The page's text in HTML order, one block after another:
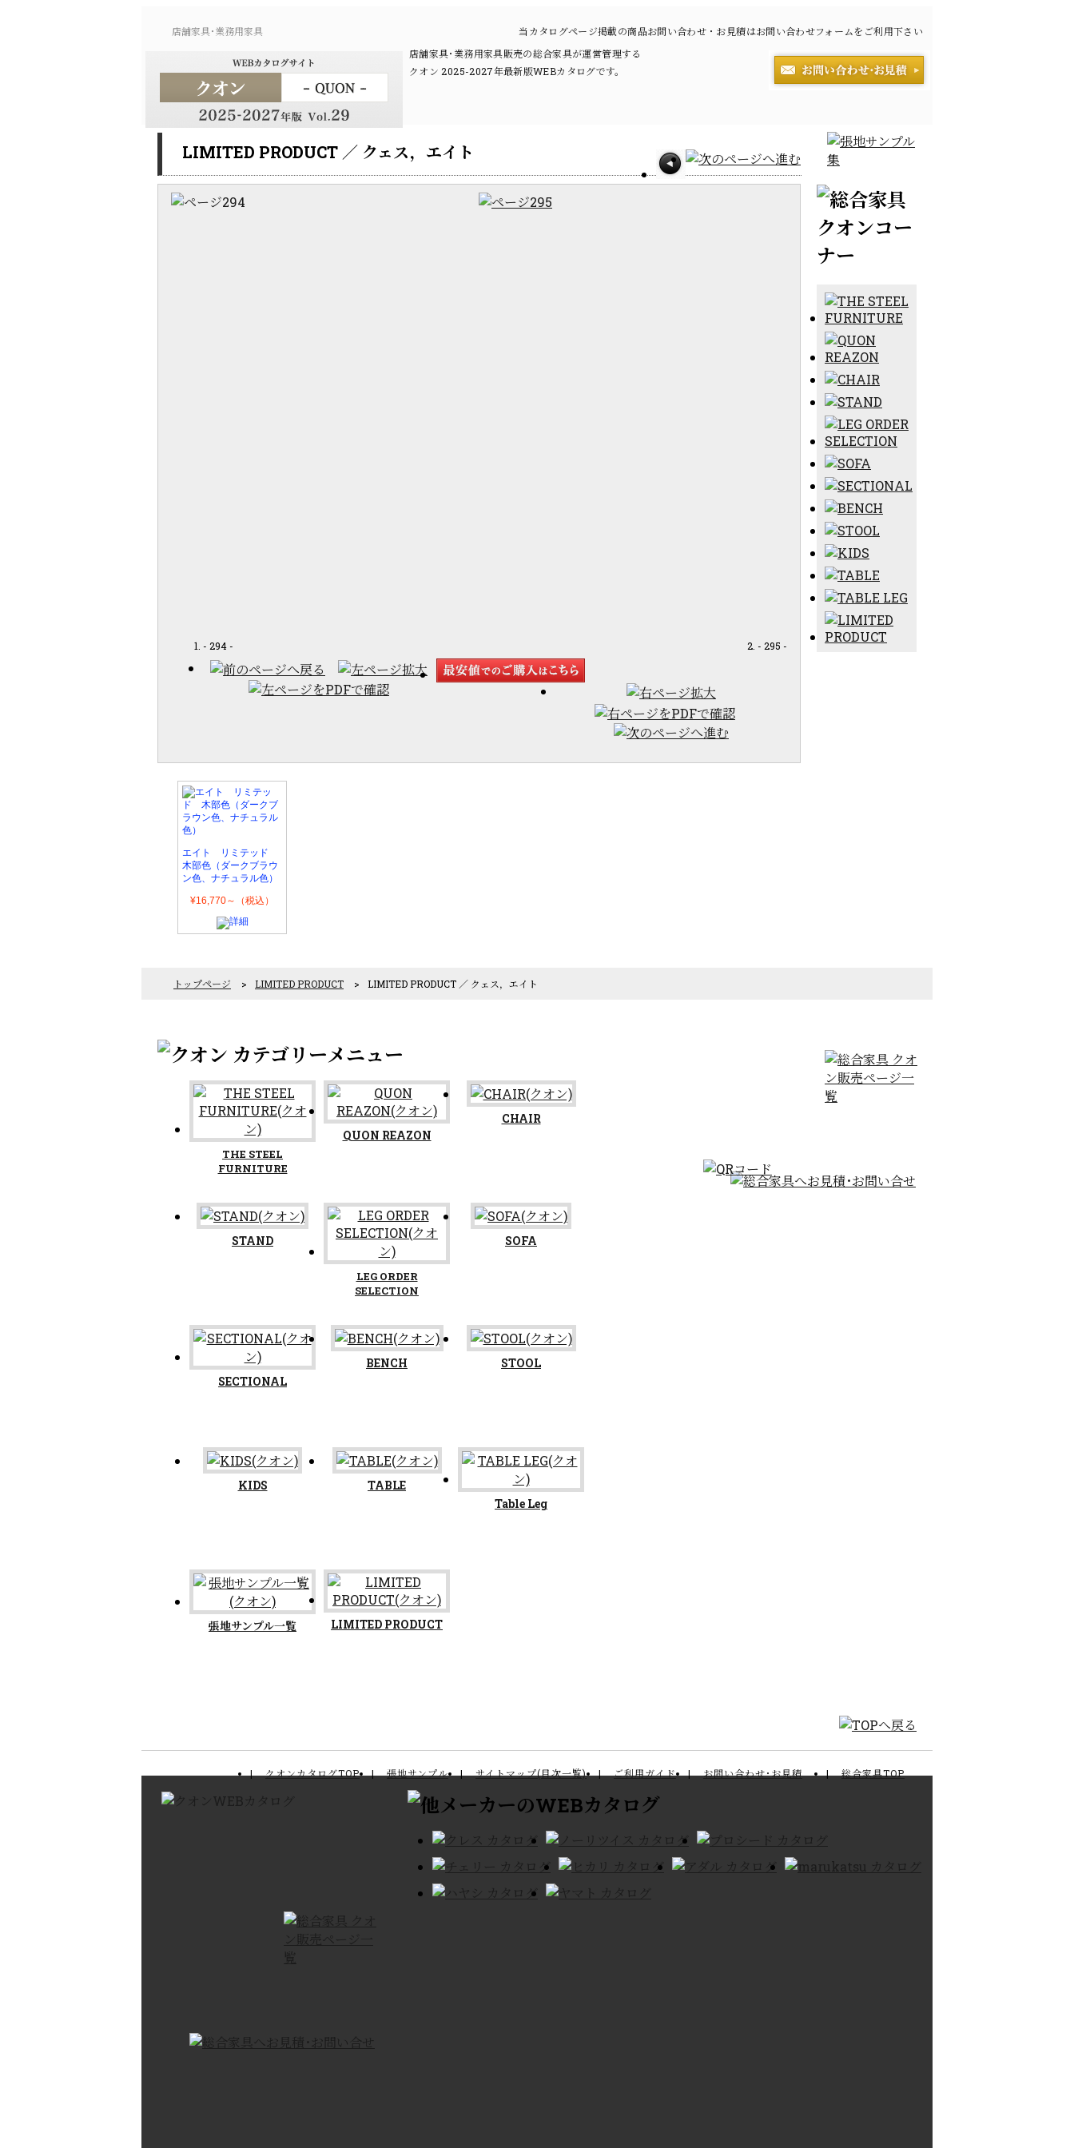
店舗家具･業務用家具
店舗家具･業務用家具販売の総合家具が運営管理する
クオン 2025-2027年最新版WEBカタログです。
当カタログページ掲載の商品お問い合わせ・お見積はお問い合わせフォームをご利用下さい
LIMITED PRODUCT ／ クェス，エイト
- 294 - - 295 -
エイト リミテッド
木部色（ダークブラウ
ン色、ナチュラル色）
¥16,770～（税込）
トップページ > LIMITED PRODUCT > LIMITED PRODUCT ／ クェス，エイト
THE STEEL
FURNITURE
QUON REAZON
CHAIR
STAND
LEG ORDER
SELECTION
SOFA
SECTIONAL
BENCH STOOL
KIDS
TABLE
Table Leg
張地サンプル一覧 LIMITED PRODUCT
クオンカタログTOP 張地サンプル サイトマップ(目次一覧) ご利用ガイド お問い合わせ･お見積 総合家具TOP